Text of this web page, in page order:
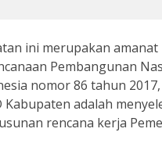
ini merupakan
Pembangunan
nomor 86 tahun
Kabupaten adalah
rencana kerja